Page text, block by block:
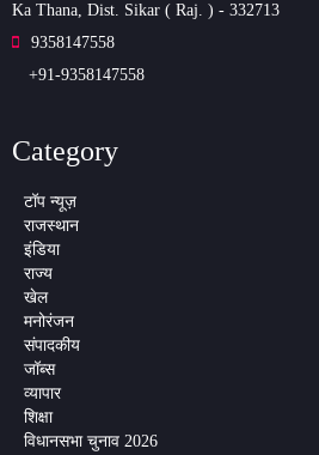
Ka Thana, Dist. Sikar ( Raj. ) - 332713
9358147558
+91-9358147558
Category
टॉप न्यूज़
राजस्थान
इंडिया
राज्य
खेल
मनोरंजन
संपादकीय
जॉब्स
व्यापार
शिक्षा
विधानसभा चुनाव 2026